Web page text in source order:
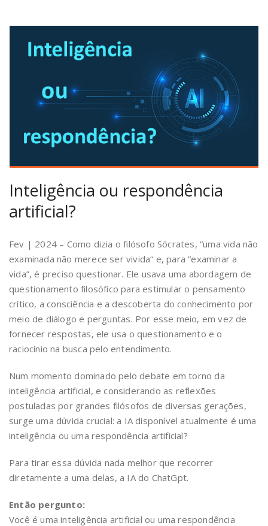
Inteligência ou respondência
artificial?
Fev | 2024 – Como dizia o filósofo Sócrates, “uma vida não
examinada não merece ser vivida“ e, para “examinar a
vida”, é preciso questionar. Ele usava uma abordagem de
questionamento filosófico para estimular o pensamento
crítico, a consciência e a descoberta do conhecimento por
meio de diálogo e perguntas. Por esse meio, em vez de
fornecer respostas, ele usa o questionamento e o
raciocínio na busca pelo entendimento.
Num momento dominado pelo debate em torno da
inteligência artificial, e considerando as reflexões
postuladas por grandes filósofos de diversas gerações,
surge uma dúvida crucial: a IA disponível atualmente é uma
inteligência ou uma respondência artificial?
Para tirar essa dúvida nada melhor que recorrer
diretamente a uma delas, a IA do ChatGpt.
Então pergunto:
Você é uma inteligência artificial ou uma respondência